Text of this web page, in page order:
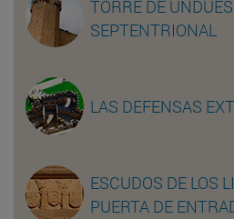
TORRE DE
SEPTENTRIONAL
LAS DEFENSAS
ESCUDOS DE LOS
PUERTA DE